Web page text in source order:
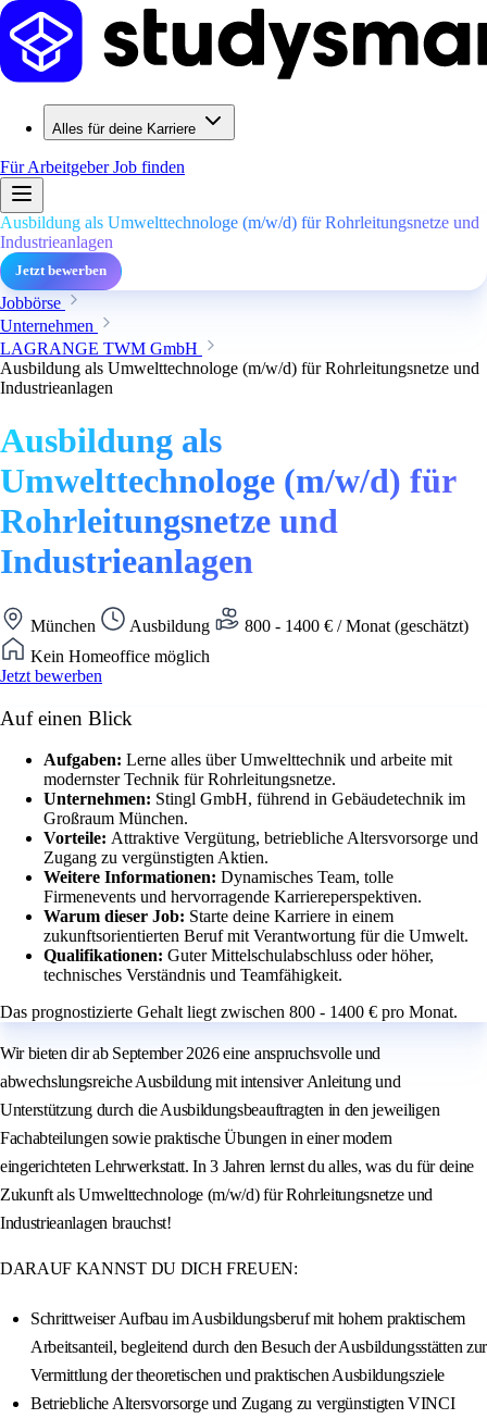
Alles für deine Karriere
Für ArbeitgeberJob finden
Ausbildung als Umwelttechnologe (m/w/d) für Rohrleitungsnetze und
Industrieanlagen
Jetzt bewerben
Jobbörse
Unternehmen
LAGRANGE TWM GmbH
Ausbildung als Umwelttechnologe (m/w/d) für Rohrleitungsnetze und
Industrieanlagen
Ausbildung als
Umwelttechnologe (m/w/d) für
Rohrleitungsnetze und
Industrieanlagen
München Ausbildung
800 - 1400 € / Monat (geschätzt)
Kein Homeoffice möglich
Jetzt bewerben
Auf einen Blick
Aufgaben: Lerne alles über Umwelttechnik und arbeite mit
modernster Technik für Rohrleitungsnetze.
Unternehmen: Stingl GmbH, führend in Gebäudetechnik im
Großraum München.
Vorteile: Attraktive Vergütung, betriebliche Altersvorsorge und
Zugang zu vergünstigten Aktien.
Weitere Informationen: Dynamisches Team, tolle
Firmenevents und hervorragende Karriereperspektiven.
Warum dieser Job: Starte deine Karriere in einem
zukunftsorientierten Beruf mit Verantwortung für die Umwelt.
Qualifikationen: Guter Mittelschulabschluss oder höher,
technisches Verständnis und Teamfähigkeit.
Das prognostizierte Gehalt liegt zwischen 800 - 1400 € pro Monat.
Wir bieten dir ab September 2026 eine anspruchsvolle und
abwechslungsreiche Ausbildung mit intensiver Anleitung und
Unterstützung durch die Ausbildungsbeauftragten in den jeweiligen
Fachabteilungen sowie praktische Übungen in einer modern
eingerichteten Lehrwerkstatt. In 3 Jahren lernst du alles, was du für deine
Zukunft als Umwelttechnologe (m/w/d) für Rohrleitungsnetze und
Industrieanlagen brauchst!
DARAUF KANNST DU DICH FREUEN:
Schrittweiser Aufbau im Ausbildungsberuf mit hohem praktischem
Arbeitsanteil, begleitend durch den Besuch der Ausbildungsstätten zur
Vermittlung der theoretischen und praktischen Ausbildungsziele
Betriebliche Altersvorsorge und Zugang zu vergünstigten VINCI